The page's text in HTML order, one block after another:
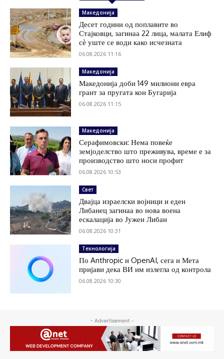
Македонија
Десет години од поплавите во
Стајковци, загинаа 22 лица, малата Елиф
сѐ уште се води како исчезната
06.08.2026 11:16
Македонија
Македонија доби 149 милиони евра
грант за пругата кон Бугарија
06.08.2026 11:15
Македонија
Серафимовски: Нема повеќе
земјоделство што преживува, време е за
производство што носи профит
06.08.2026 10:53
Свет
Двајца израелски војници и еден
Либанец загинаа во нова воена
ескалација во Јужен Либан
06.08.2026 10:31
Технологија
По Anthropic и OpenAI, сега и Мета
пријави дека ВИ им излегла од контрола
06.08.2026 10:30
- Advertisement -